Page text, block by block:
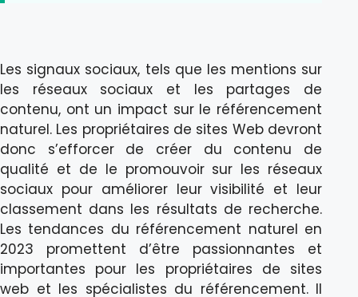
Les signaux sociaux, tels que les mentions sur
les réseaux sociaux et les partages de
contenu, ont un impact sur le référencement
naturel. Les propriétaires de sites Web devront
donc s’efforcer de créer du contenu de
qualité et de le promouvoir sur les réseaux
sociaux pour améliorer leur visibilité et leur
classement dans les résultats de recherche.
Les tendances du référencement naturel en
2023 promettent d’être passionnantes et
importantes pour les propriétaires de sites
web et les spécialistes du référencement. Il